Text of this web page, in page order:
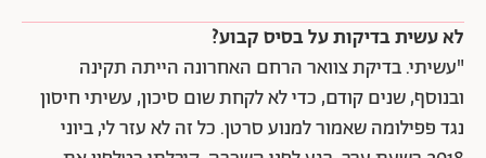
לא עשית בדיקות על בסיס קבוע?
"עשיתי. בדיקת צוואר הרחם האחרונה הייתה תקינה
ובנוסף, שנים קודם, כדי לא לקחת שום סיכון, עשיתי חיסון
נגד פפילומה שאמור למנוע סרטן. כל זה לא עזר לי, ביוני